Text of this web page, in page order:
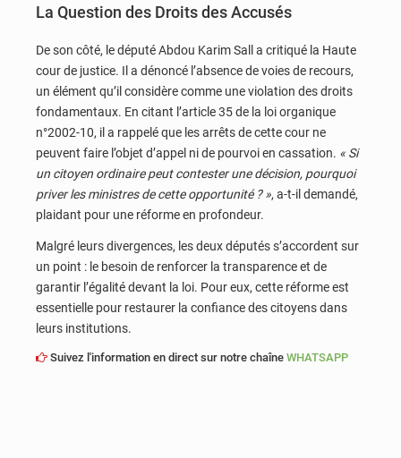
La Question des Droits des Accusés
De son côté, le député Abdou Karim Sall a critiqué la Haute
cour de justice. Il a dénoncé l’absence de voies de recours,
un élément qu’il considère comme une violation des droits
fondamentaux. En citant l’article 35 de la loi organique
n°2002-10, il a rappelé que les arrêts de cette cour ne
peuvent faire l’objet d’appel ni de pourvoi en cassation. « Si
un citoyen ordinaire peut contester une décision, pourquoi
priver les ministres de cette opportunité ? », a-t-il demandé,
plaidant pour une réforme en profondeur.
Malgré leurs divergences, les deux députés s’accordent sur
un point : le besoin de renforcer la transparence et de
garantir l’égalité devant la loi. Pour eux, cette réforme est
essentielle pour restaurer la confiance des citoyens dans
leurs institutions.
Suivez l'information en direct sur notre chaîne WHATSAPP